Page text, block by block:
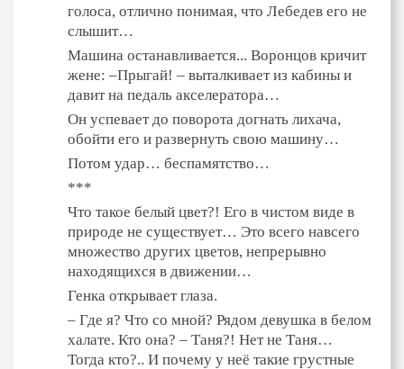
голоса, отлично понимая, что Лебедев его не
слышит…
Машина останавливается... Воронцов кричит
жене: –Прыгай! – выталкивает из кабины и
давит на педаль акселератора…
Он успевает до поворота догнать лихача,
обойти его и развернуть свою машину…
Потом удар… беспамятство…
***
Что такое белый цвет?! Его в чистом виде в
природе не существует… Это всего навсего
множество других цветов, непрерывно
находящихся в движении…
Генка открывает глаза.
– Где я? Что со мной? Рядом девушка в белом
халате. Кто она? – Таня?! Нет не Таня…
Тогда кто?.. И почему у неё такие грустные